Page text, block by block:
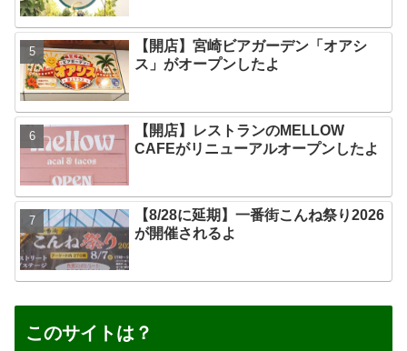
【開店】宮崎ビアガーデン「オアシ
ス」がオープンしたよ
【開店】レストランのMELLOW
CAFEがリニューアルオープンしたよ
【8/28に延期】一番街こんね祭り2026
が開催されるよ
このサイトは？